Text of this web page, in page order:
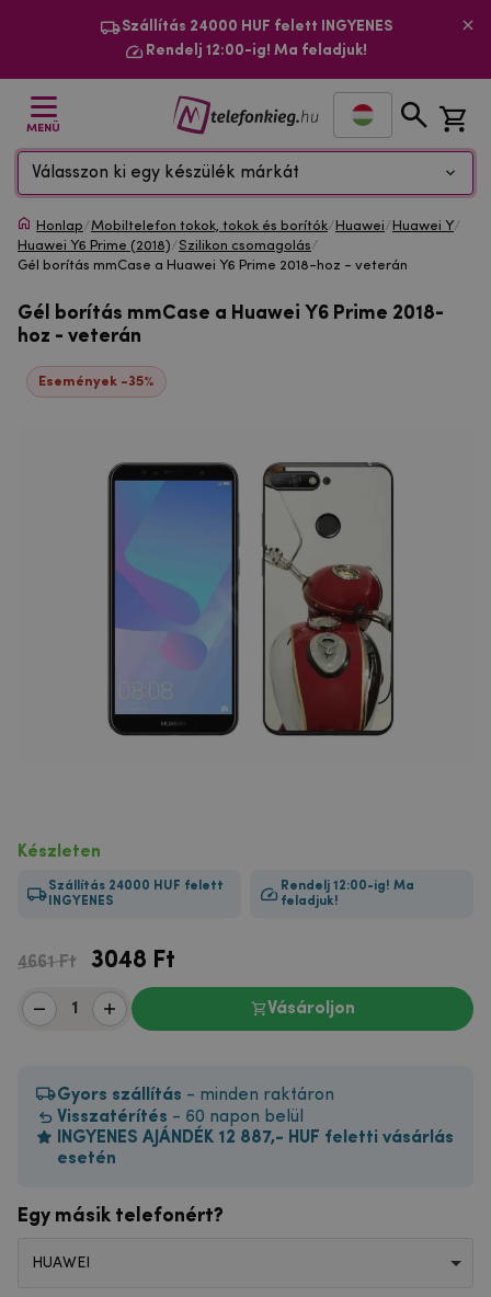
Szállítás 24000 HUF felett INGYENES
Rendelj 12:00-ig! Ma feladjuk!
MENÜ
Válasszon ki egy készülék márkát
Honlap/Mobiltelefon tokok, tokok és borítók/ Huawei/ Huawei Y/
Huawei Y6 Prime (2018)/Szilikon csomagolás/
Gél borítás mmCase a Huawei Y6 Prime 2018-hoz - veterán
Gél borítás mmCase a Huawei Y6 Prime 2018-
hoz - veterán
Események -35%
Készleten
Szállítás 24000 HUF felett
INGYENES
Rendelj 12:00-ig! Ma
feladjuk!
4661 Ft 3048 Ft
Vásároljon
Gyors szállítás - minden raktáron
Visszatérítés - 60 napon belül
INGYENES AJÁNDÉK 12 887,- HUF feletti vásárlás
esetén
Egy másik telefonért?
HUAWEI